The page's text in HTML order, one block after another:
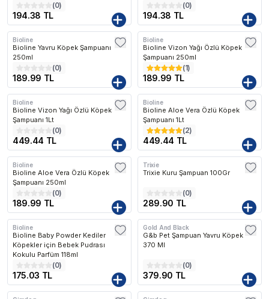
(0)
194.38 TL
(0)
194.38 TL
Bioline
Bioline Yavru Köpek Şampuanı
250ml
(0)
189.99 TL
Bioline
Bioline Vizon Yağı Özlü Köpek
Şampuanı 250ml
(1)
189.99 TL
Bioline
Bioline Vizon Yağı Özlü Köpek
Şampuanı 1Lt
(0)
449.44 TL
Bioline
Bioline Aloe Vera Özlü Köpek
Şampuanı 1Lt
(2)
449.44 TL
Bioline
Bioline Aloe Vera Özlü Köpek
Şampuanı 250ml
(0)
189.99 TL
Trixie
Trixie Kuru Şampuan 100Gr
(0)
289.90 TL
Bioline
Bioline Baby Powder Kediler
Köpekler için Bebek Pudrası
Kokulu Parfüm 118ml
(0)
175.03 TL
Gold And Black
G&b Pet Şampuan Yavru Köpek
370 Ml
(0)
379.90 TL